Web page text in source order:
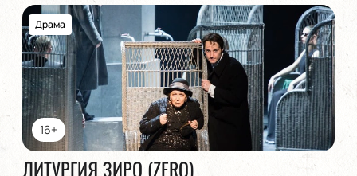
16+
Драма
ЛИТУРГИЯ ЗИРО (ZERO)